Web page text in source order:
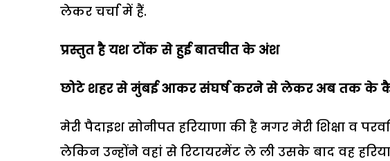
लेकर चर्चा में हैं.
प्रस्तुत है यश टोंक से हुई बातचीत के अंश
छोटे शहर से मुंबई आकर संघर्ष करने से लेकर अब तक के
मेरी पैदाइश सोनीपत हरियाणा की है मगर मेरी शिक्षा व
लेकिन उन्होंने वहां से रिटायरमेंट ले ली उसके बाद वह